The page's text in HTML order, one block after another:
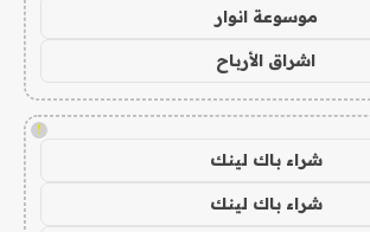
موسوعة انوار
اشراق الأرباح
!
شراء باك لينك
شراء باك لينك